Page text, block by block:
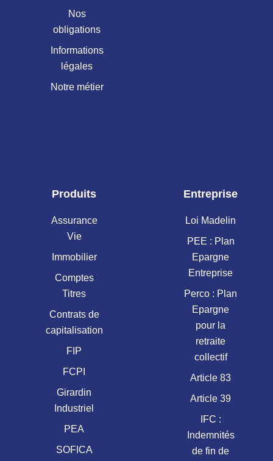
Nos
obligations
Informations
légales
Notre métier
Produits
Assurance
Vie
Immobilier
Comptes
Titres
Contrats de
capitalisation
FIP
FCPI
Girardin
Industriel
PEA
SOFICA
Entreprise
Loi Madelin
PEE : Plan
Epargne
Entreprise
Perco : Plan
Epargne
pour la
retraite
collectif
Article 83
Article 39
IFC :
Indemnités
de fin de